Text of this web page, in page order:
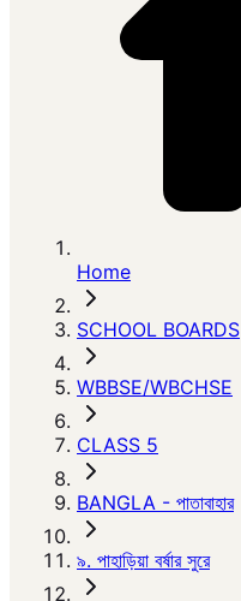
Home
SCHOOL BOARDS
WBBSE/WBCHSE
CLASS 5
BANGLA - পাতাবাহার
৯. পাহাড়িয়া বর্ষার সুরে